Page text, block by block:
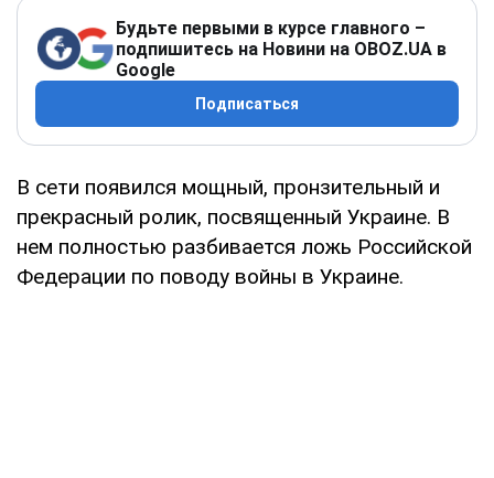
Будьте первыми в курсе главного –
подпишитесь на Новини на OBOZ.UA в
Google
Подписаться
В сети появился мощный, пронзительный и
прекрасный ролик, посвященный Украине. В
нем полностью разбивается ложь Российской
Федерации по поводу войны в Украине.